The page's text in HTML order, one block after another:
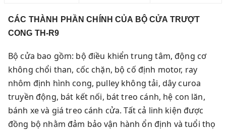
CÁC THÀNH PHẦN CHÍNH CỦA BỘ CỬA TRƯỢT
CONG TH-R9
Bộ cửa bao gồm: bộ điều khiển trung tâm, động cơ
không chổi than, cốc chặn, bộ cố định motor, ray
nhôm định hình cong, pulley không tải, dây curoa
truyền động, bát kết nối, bát treo cánh, hệ con lăn,
bánh xe và giá treo cánh cửa. Tất cả linh kiện được
đồng bộ nhằm đảm bảo vận hành ổn định và tuổi thọ